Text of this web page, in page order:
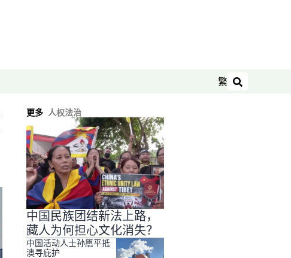
繁
搜索
更多 人权法治
中国民族团结新法上路，
藏人为何担心文化消失？
中国活动人士孙愿平抵
澳寻庇护